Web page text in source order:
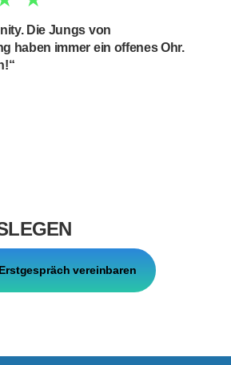
Die Jungs von
haben immer ein offenes Ohr.
vereinbaren